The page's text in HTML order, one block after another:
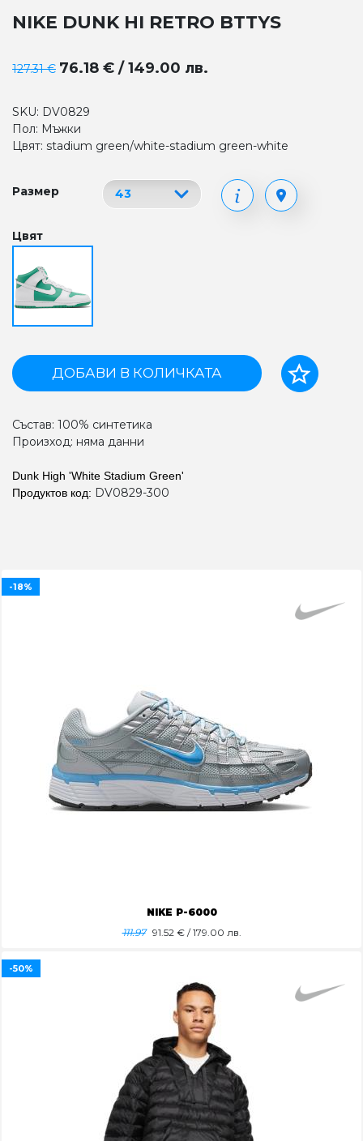
NIKE DUNK HI RETRO BTTYS
127.31 € 76.18 € / 149.00 лв.
SKU: DV0829
Пол: Мъжки
Цвят: stadium green/white-stadium green-white
Размер
Цвят
ДОБАВИ В КОЛИЧКАТА
Състав: 100% синтетика
Произход: няма данни
Dunk High 'White Stadium Green'
Продуктов код: DV0829-300
NIKE P-6000
111.97 91.52€ / 179.00 лв.
-18%
-50%